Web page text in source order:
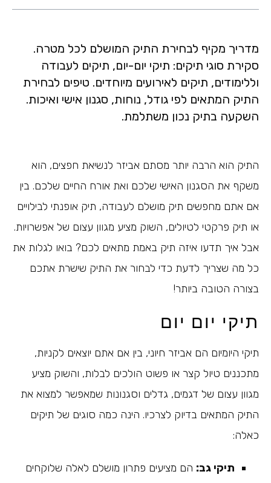
מדריך מקיף לבחירת התיק המושלם לכל מטרה.
סקירת סוגי תיקים: תיקי יום-יום, תיקים לעבודה
וללימודים, תיקים לאירועים מיוחדים. טיפים לבחירת
התיק המתאים לפי גודל, נוחות, סגנון אישי ואיכות.
השקעה בתיק נכון משתלמת.
התיק הוא הרבה יותר מסתם אביזר לנשיאת חפצים, הוא
משקף את הסגנון האישי שלכם ואת אורח החיים שלכם. בין
אם אתם מחפשים תיק מושלם לעבודה, תיק אופנתי לבילויים
או תיק פרקטי לטיולים, השוק מציע מגוון עצום של אפשרויות.
אבל איך תדעו איזה תיק באמת מתאים לכם? בואו לגלות את
כל מה שצריך לדעת כדי לבחור את התיק שישרת אתכם
בצורה הטובה ביותר!
תיקי יום יום
תיקי היומיום הם אביזר חיוני, בין אם אתם יוצאים לקניות,
מתכננים טיול קצר או פשוט הולכים לבלות, והשוק מציע
מגוון עצום של דגמים, גדלים וסגנונות שמאפשר למצוא את
התיק המתאים בדיוק לצרכיו. הינה כמה סוגים של תיקים
כאלה:
תיקי גב: הם מציעים פתרון מושלם לאלה שלוקחים